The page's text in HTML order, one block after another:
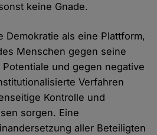
keine Gnade.
Demokratie als eine Plattform,
Menschen gegen seine
und gegen negative
Verfahren
Kontrolle und
sorgen. Eine
aller Beteiligten